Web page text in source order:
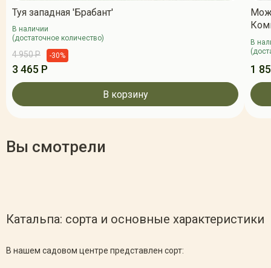
Туя западная 'Брабант'
В наличии
(достаточное количество)
4 950 Р -30%
3 465 Р
В корзину
В
1
Вы смотрели
Катальпа: сорта и основные характеристики
В нашем садовом центре представлен сорт: